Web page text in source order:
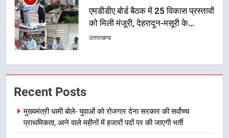
6
मुख्यमंत्री पुष्कर सिंह धामी के दिशा-निर्देशों
में पीएम आवास योजना (शहरी) की प्रगति
अभियुक्त को दून पुलिस ने हरिद्वार से किया
गिरफ्तार
उत्तराखण्ड
Recent Posts
मुख्यमंत्री धामी बोले- युवाओं को रोजगार देना सरकार की सर्वोच्च
प्राथमिकता, आने वाले महीनों में हजारों पदों पर की जाएगी भर्ती